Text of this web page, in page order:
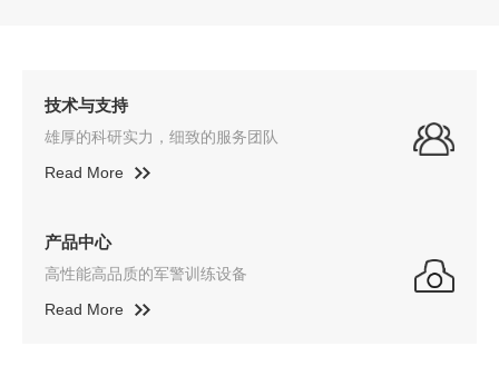
技术与支持
雄厚的科研实力，细致的服务团队
Read More
产品中心
高性能高品质的军警训练设备
Read More